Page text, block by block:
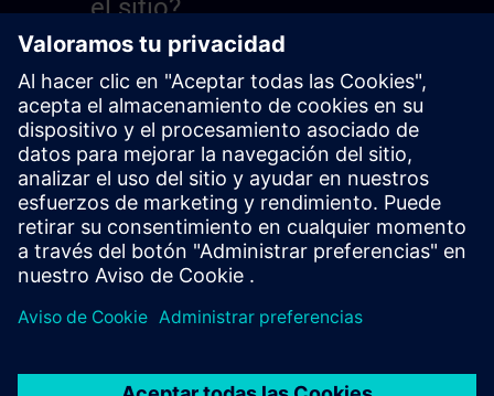
el sitio?